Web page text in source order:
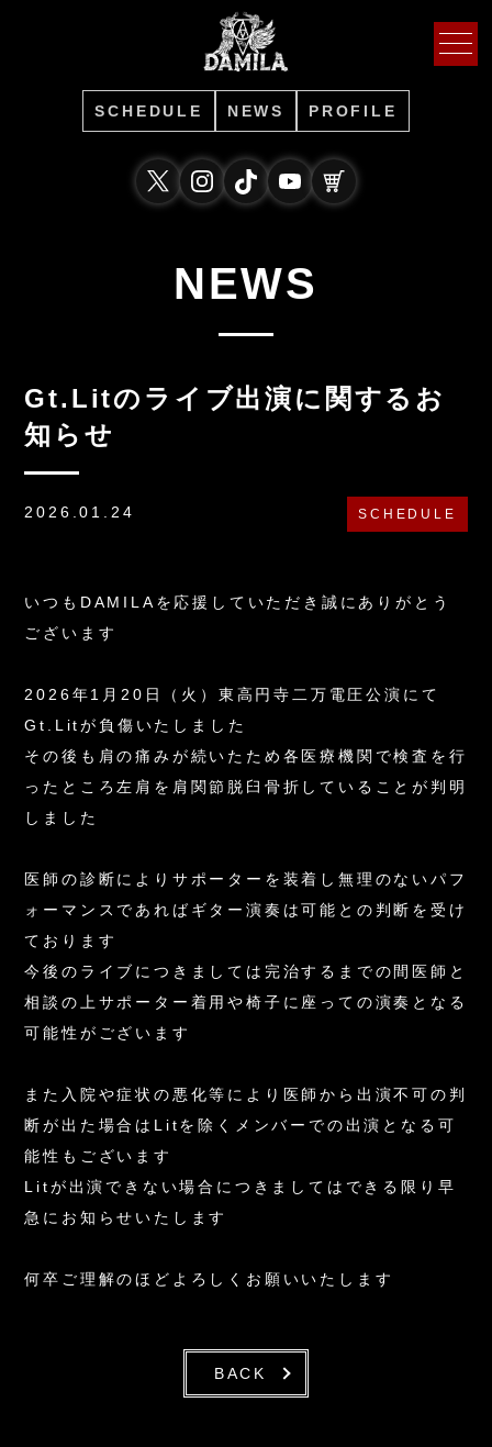
SCHEDULE NEWS PROFILE
NEWS
Gt.Litのライブ出演に関するお
知らせ
2026.01.24 SCHEDULE
いつもDAMILAを応援していただき誠にありがとう
ございます
2026年1月20日（火）東高円寺二万電圧公演にて
Gt.Litが負傷いたしました
その後も肩の痛みが続いたため各医療機関で検査を行
ったところ左肩を肩関節脱臼骨折していることが判明
しました
医師の診断によりサポーターを装着し無理のないパフ
ォーマンスであればギター演奏は可能との判断を受け
ております
今後のライブにつきましては完治するまでの間医師と
相談の上サポーター着用や椅子に座っての演奏となる
可能性がございます
また入院や症状の悪化等により医師から出演不可の判
断が出た場合はLitを除くメンバーでの出演となる可
能性もございます
Litが出演できない場合につきましてはできる限り早
急にお知らせいたします
何卒ご理解のほどよろしくお願いいたします
BACK